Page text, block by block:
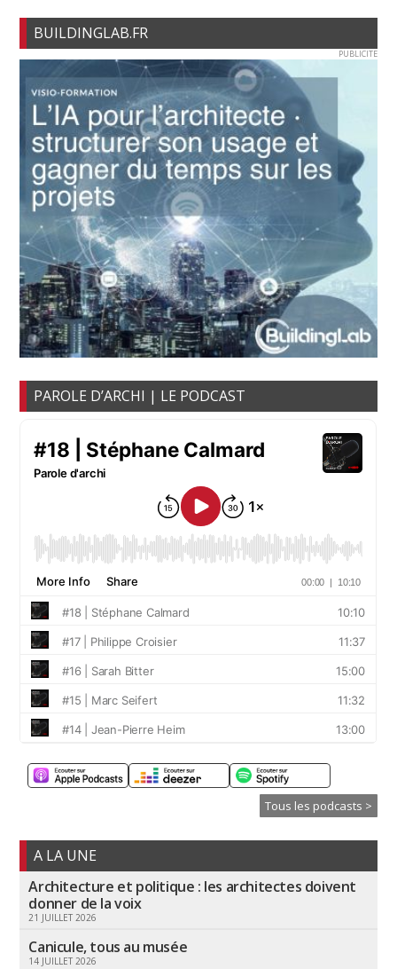
BUILDINGLAB.FR
PUBLICITE
PAROLE D’ARCHI | LE PODCAST
Tous les podcasts >
A LA UNE
Architecture et politique : les architectes doivent
donner de la voix
21 JUILLET 2026
Canicule, tous au musée
14 JUILLET 2026